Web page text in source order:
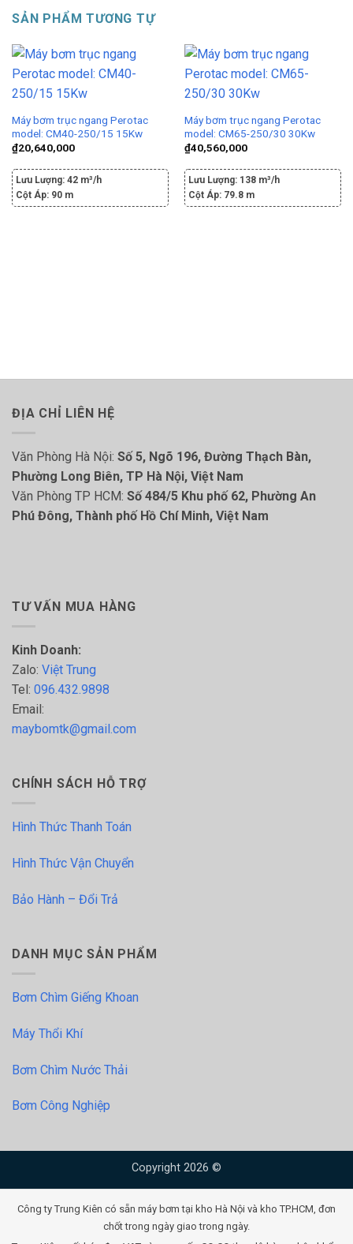
SẢN PHẨM TƯƠNG TỰ
Máy bơm trục ngang Perotac
model: CM40-250/15 15Kw
₫20,640,000
Lưu Lượng: 42 m³/h
Cột Áp: 90 m
Máy bơm trục ngang Perotac
model: CM65-250/30 30Kw
₫40,560,000
Lưu Lượng: 138 m³/h
Cột Áp: 79.8 m
ĐỊA CHỈ LIÊN HỆ
Văn Phòng Hà Nội: Số 5, Ngõ 196, Đường Thạch Bàn,
Phường Long Biên, TP Hà Nội, Việt Nam
Văn Phòng TP HCM: Số 484/5 Khu phố 62, Phường An
Phú Đông, Thành phố Hồ Chí Minh, Việt Nam
TƯ VẤN MUA HÀNG
Kinh Doanh:
Zalo: Việt Trung
Tel: 096.432.9898
Email:
maybomtk@gmail.com
CHÍNH SÁCH HỖ TRỢ
Hình Thức Thanh Toán
Hình Thức Vận Chuyển
Bảo Hành – Đổi Trả
DANH MỤC SẢN PHẨM
Bơm Chìm Giếng Khoan
Máy Thổi Khí
Bơm Chìm Nước Thải
Bơm Công Nghiệp
Copyright 2026 ©
Công ty Trung Kiên có sẵn máy bơm tại kho Hà Nội và kho TP.HCM, đơn
chốt trong ngày giao trong ngày.